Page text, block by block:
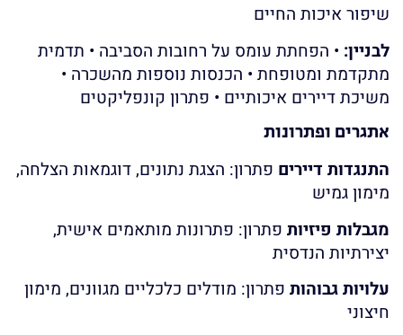
שיפור איכות החיים
לבניין: • הפחתת עומס על רחובות הסביבה • תדמית
מתקדמת ומטופחת • הכנסות נוספות מהשכרה •
משיכת דיירים איכותיים • פתרון קונפליקטים
אתגרים ופתרונות
התנגדות דיירים פתרון: הצגת נתונים, דוגמאות הצלחה,
מימון גמיש
מגבלות פיזיות פתרון: פתרונות מותאמים אישית,
יצירתיות הנדסית
עלויות גבוהות פתרון: מודלים כלכליים מגוונים, מימון
חיצוני